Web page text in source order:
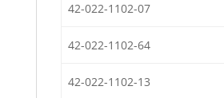
42-022-1102-07
42-022-1102-64
42-022-1102-13